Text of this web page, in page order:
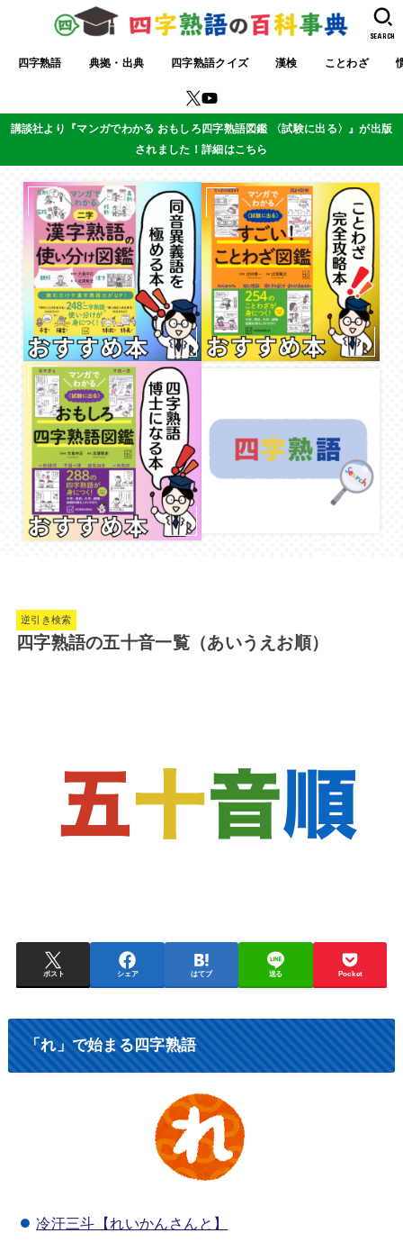
四字熟語 典拠・出典 四字熟語クイズ 漢検 ことわざ
SEARCH
講談社より『マンガでわかる おもしろ四字熟語図鑑 〈試験に出る〉』が出版
されました！詳細はこちら
逆引き検索
四字熟語の五十音一覧（あいうえお順）
ポスト シェア はてブ 送る Pocket
「れ」で始まる四字熟語
冷汗三斗【れいかんさんと】